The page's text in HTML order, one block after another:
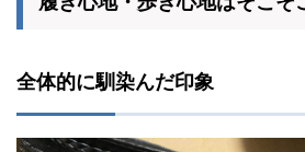
全体的に馴染んだ印象